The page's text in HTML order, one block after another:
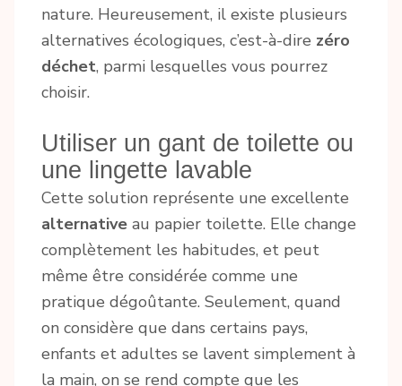
nature. Heureusement, il existe plusieurs
alternatives écologiques, c’est-à-dire zéro
déchet, parmi lesquelles vous pourrez
choisir.
Utiliser un gant de toilette ou
une lingette lavable
Cette solution représente une excellente
alternative au papier toilette. Elle change
complètement les habitudes, et peut
même être considérée comme une
pratique dégoûtante. Seulement, quand
on considère que dans certains pays,
enfants et adultes se lavent simplement à
la main, on se rend compte que les